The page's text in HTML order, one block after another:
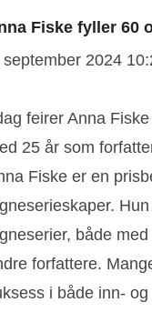
Fiske fyller 60
september 2024
feirer Anna
25 år som
Fiske er en
både
forfattere.
i både inn-